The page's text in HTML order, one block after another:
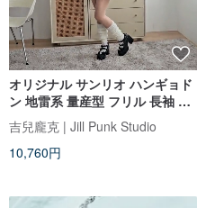
オリジナル サンリオ ハンギョド
ン 地雷系 量産型 フリル 長袖 ウ
エストマークワンピース
【JJ5082】
吉兒龐克 | Jill Punk Studio
10,760円